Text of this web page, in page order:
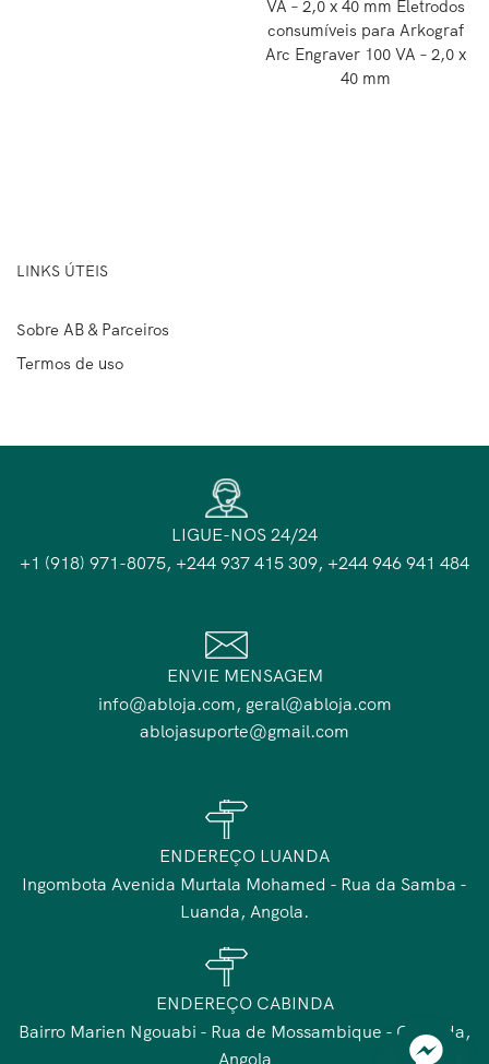
VA – 2,0 x 40 mm Eletrodos
consumíveis para Arkograf
Arc Engraver 100 VA – 2,0 x
40 mm
LINKS ÚTEIS
Sobre AB & Parceiros
Termos de uso
LIGUE-NOS 24/24
+1 (918) 971-8075, +244 937 415 309, +244 946 941 484
ENVIE MENSAGEM
info@abloja.com, geral@abloja.com
ablojasuporte@gmail.com
ENDEREÇO LUANDA
Ingombota Avenida Murtala Mohamed - Rua da Samba -
Luanda, Angola.
ENDEREÇO CABINDA
Bairro Marien Ngouabi - Rua de Mossambique - Cabinda,
Angola